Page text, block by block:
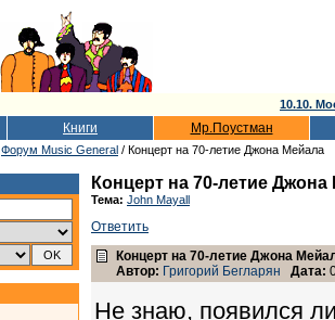
10.10.
Книги Мр.Поустман
Форум Music General / Концерт на 70-летие Джона Мейала
Концерт на 70-летие Джона
Тема: John Mayall
Ответить
Концерт на 70-летие Джона
Автор: Григорий Бегларян Дата:
Не знаю, появился